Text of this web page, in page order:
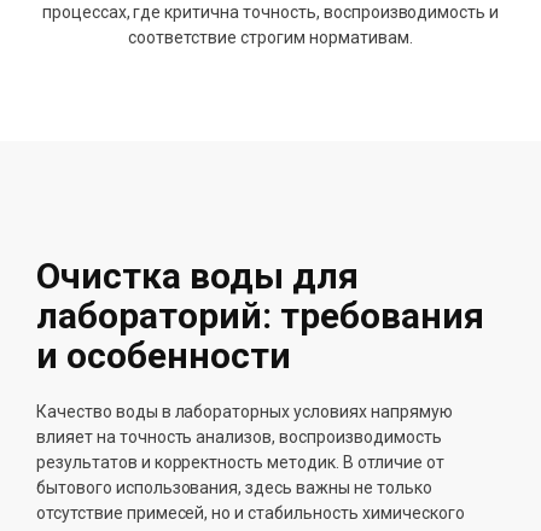
процессах, где критична точность, воспроизводимость и
соответствие строгим нормативам.
Очистка воды для
лабораторий: требования
и особенности
Качество воды в лабораторных условиях напрямую
влияет на точность анализов, воспроизводимость
результатов и корректность методик. В отличие от
бытового использования, здесь важны не только
отсутствие примесей, но и стабильность химического